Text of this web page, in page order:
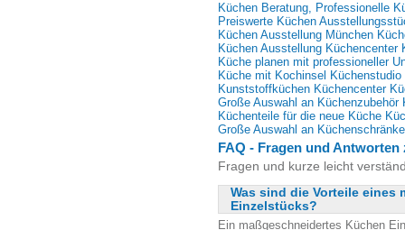
Küchen Beratung, Professionelle
Preiswerte Küchen
Küchen Ausstellung München
Küchen Ausstellung Küchencenter
Küche planen mit professioneller
Küche mit Kochinsel Küchenstudio
Kunststoffküchen Küchencenter
Große Auswahl an Küchenzubehör
Küchenteile für die neue Küche
Große Auswahl an Küchenschränke
FAQ - Fragen und
Fragen und kurze leicht
Was sind die Vorteile eines
Einzelstücks?
Ein maßgeschneidertes Küchen